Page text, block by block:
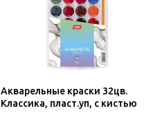
Акварельные краски 32цв.
Классика, пласт.уп, с кистью